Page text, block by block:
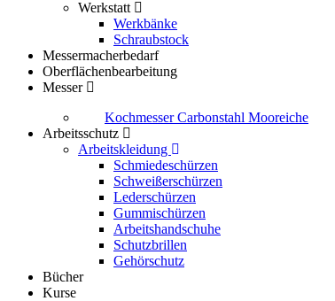
Werkstatt
Werkbänke
Schraubstock
Messermacherbedarf
Oberflächenbearbeitung
Messer
Kochmesser Carbonstahl Mooreiche
Arbeitsschutz
Arbeitskleidung
Schmiedeschürzen
Schweißerschürzen
Lederschürzen
Gummischürzen
Arbeitshandschuhe
Schutzbrillen
Gehörschutz
Bücher
Kurse